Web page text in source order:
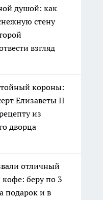
душой: как
стену
взгляд
короны:
Елизаветы II
из
дворца
отличный
беру по 3
подарок и в